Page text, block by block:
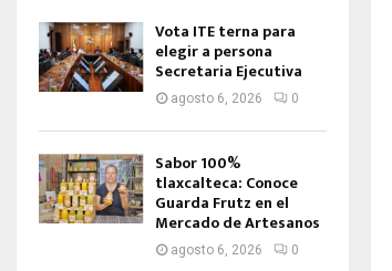
Vota ITE terna para
elegir a persona
Secretaria Ejecutiva
agosto 6, 2026 0
Sabor 100%
tlaxcalteca: Conoce
Guarda Frutz en el
Mercado de Artesanos
agosto 6, 2026 0